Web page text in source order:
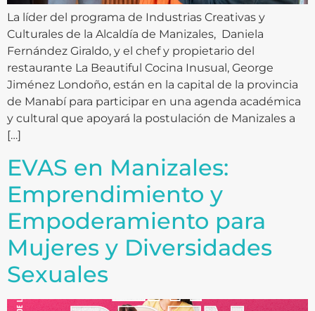
La líder del programa de Industrias Creativas y
Culturales de la Alcaldía de Manizales, Daniela
Fernández Giraldo, y el chef y propietario del
restaurante La Beautiful Cocina Inusual, George
Jiménez Londoño, están en la capital de la provincia
de Manabí para participar en una agenda académica
y cultural que apoyará la postulación de Manizales a
[…]
EVAS en Manizales:
Emprendimiento y
Empoderamiento para
Mujeres y Diversidades
Sexuales